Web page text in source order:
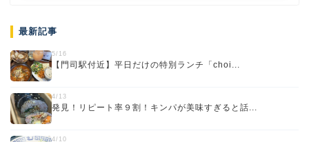
最新記事
5/16
【門司駅付近】平日だけの特別ランチ「choi...
4/13
発見！リピート率９割！キンパが美味すぎると話...
4/10